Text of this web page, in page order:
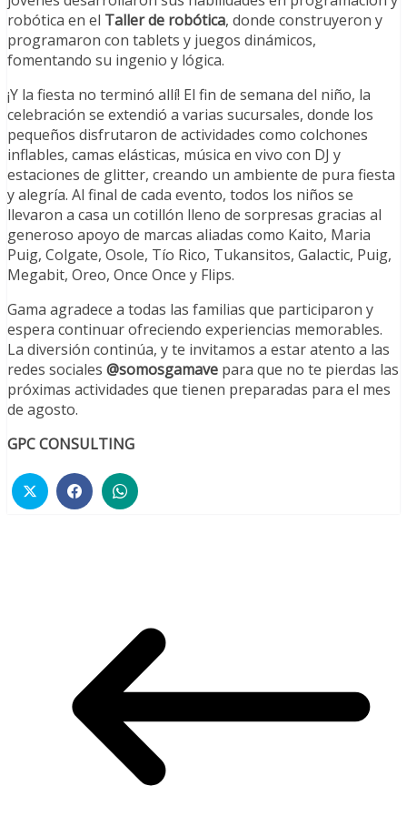
robótica en el Taller de robótica, donde construyeron y
programaron con tablets y juegos dinámicos,
fomentando su ingenio y lógica.
¡Y la fiesta no terminó allí! El fin de semana del niño, la
celebración se extendió a varias sucursales, donde los
pequeños disfrutaron de actividades como colchones
inflables, camas elásticas, música en vivo con DJ y
estaciones de glitter, creando un ambiente de pura fiesta
y alegría. Al final de cada evento, todos los niños se
llevaron a casa un cotillón lleno de sorpresas gracias al
generoso apoyo de marcas aliadas como Kaito, Maria
Puig, Colgate, Osole, Tío Rico, Tukansitos, Galactic, Puig,
Megabit, Oreo, Once Once y Flips.
Gama agradece a todas las familias que participaron y
espera continuar ofreciendo experiencias memorables.
La diversión continúa, y te invitamos a estar atento a las
redes sociales @somosgamave para que no te pierdas las
próximas actividades que tienen preparadas para el mes
de agosto.
GPC CONSULTING